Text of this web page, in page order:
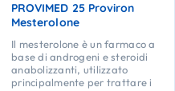
PROVIMED 25 Proviron
Mesterolone
Il mesterolone è un farmaco a
base di androgeni e steroidi
anabolizzanti, utilizzato
principalmente per trattare i